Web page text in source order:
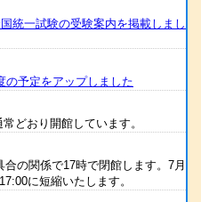
統一試験の受験案内を掲載しまし
の予定をアップしました
どおり開館しています。
の関係で17時で閉館します。7月
に短縮いたします。